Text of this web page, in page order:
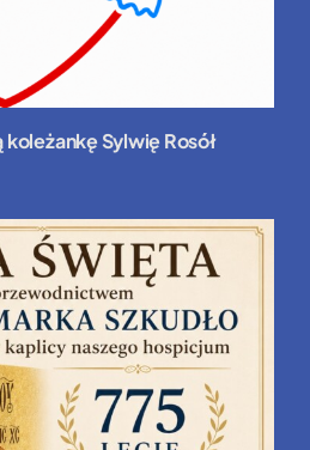
koleżankę Sylwię Rosół